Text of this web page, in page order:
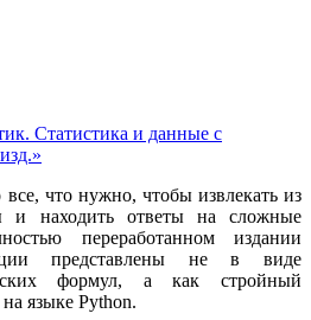
Статистика и данные с
что нужно, чтобы извлекать из
и находить ответы на сложные
переработанном издании
представлены не в виде
формул, а как стройный
языке Python.